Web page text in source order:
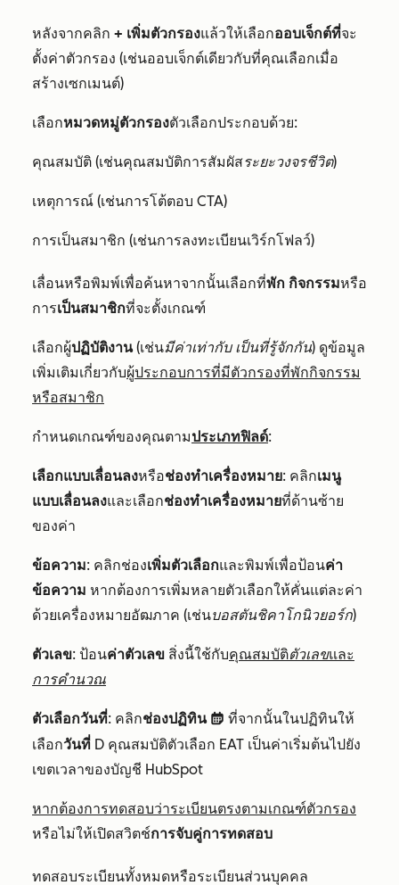
หลังจากคลิก + เพิ่มตัวกรองแล้วให้เลือกออบเจ็กต์ที่จะ
ตั้งค่าตัวกรอง (เช่นออบเจ็กต์เดียวกับที่คุณเลือกเมื่อ
สร้างเซกเมนต์)
เลือกหมวดหมู่ตัวกรองตัวเลือกประกอบด้วย:
คุณสมบัติ (เช่นคุณสมบัติการสัมผัสระยะวงจรชีวิต)
เหตุการณ์ (เช่นการโต้ตอบ CTA)
การเป็นสมาชิก (เช่นการลงทะเบียนเวิร์กโฟลว์)
เลื่อนหรือพิมพ์เพื่อค้นหาจากนั้นเลือกที่พัก กิจกรรมหรือ
การเป็นสมาชิกที่จะตั้งเกณฑ์
เลือกผู้ปฏิบัติงาน(เช่นมีค่าเท่ากับ เป็นที่รู้จักกัน) ดูข้อมูล
เพิ่มเติมเกี่ยวกับผู้ประกอบการที่มีตัวกรองที่พักกิจกรรม
หรือสมาชิก
กำหนดเกณฑ์ของคุณตามประเภทฟิลด์:
เลือกแบบเลื่อนลงหรือช่องทำเครื่องหมาย: คลิกเมนู
แบบเลื่อนลงและเลือกช่องทำเครื่องหมายที่ด้านซ้าย
ของค่า
ข้อความ: คลิกช่องเพิ่มตัวเลือกและพิมพ์เพื่อป้อนค่า
ข้อความ หากต้องการเพิ่มหลายตัวเลือกให้คั่นแต่ละค่า
ด้วยเครื่องหมายอัฒภาค (เช่นบอสตันชิคาโกนิวยอร์ก)
ตัวเลข: ป้อนค่าตัวเลข สิ่งนี้ใช้กับคุณสมบัติตัวเลขและ
การคำนวณ
ตัวเลือกวันที่: คลิกช่องปฏิทิน date ที่จากนั้นในปฏิทินให้
เลือกวันที่ D คุณสมบัติตัวเลือก EAT เป็นค่าเริ่มต้นไปยัง
เขตเวลาของบัญชี HubSpot
หากต้องการทดสอบว่าระเบียนตรงตามเกณฑ์ตัวกรอง
หรือไม่ให้เปิดสวิตช์การจับคู่การทดสอบ
ทดสอบระเบียนทั้งหมดหรือระเบียนส่วนบุคคล